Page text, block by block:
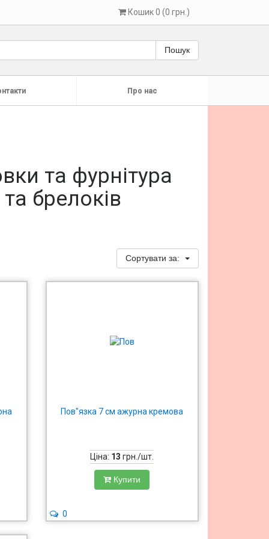
Кошик 0 (0 грн.)
Пошук
Про нас
та фурнітура
брелоків
Сортувати за:
Пов"язка 7 см ажурна кремова
Ціна: 13 грн./шт.
Купити
0